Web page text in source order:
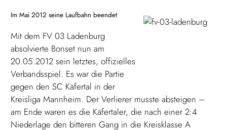
Im Mai 2012 seine Laufbahn beendet
Mit dem FV 03 Ladenburg
absolvierte Bonset nun am
20.05.2012 sein letztes, offizielles
Verbandsspiel. Es war die Partie
gegen den SC Käfertal in der
Kreisliga Mannheim. Der Verlierer musste absteigen –
am Ende waren es die Käfertaler, die nach einer 2:4
Niederlage den bitteren Gang in die Kreisklasse A